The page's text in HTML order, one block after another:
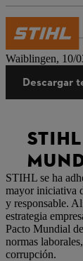
Prensa
Waiblingen, 10/
Descargar
STIHL se ha
mayor iniciativa
y responsable.
estrategia
Pacto Mundial
normas
corrupción.